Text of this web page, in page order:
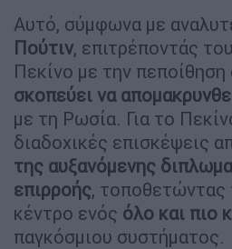
Αυτό, σύμφωνα με
Πούτιν, επιτρέποντάς
Πεκίνο με την πεποίθηση
σκοπεύει να
με τη Ρωσία. Για το
διαδοχικές επισκέψεις
της αυξανόμενης
επιρροής, τοποθετώντας
κέντρο ενός όλο και πιο
παγκόσμιου συστήματος.